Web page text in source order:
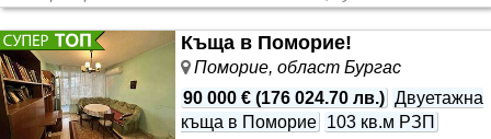
тоалетна 🔹 Първи жилищен етаж /76 кв.м/ - три
просторни стаи, кухня, остъклен балкон и ..
Къща в Поморие!
Поморие, област Бургас
90 000 € (176 024.70 лв.) Двуетажна
къща в Поморие 103 кв.м РЗП